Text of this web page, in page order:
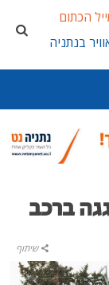
הכתום
בנתניה
ברכב
שיתוף